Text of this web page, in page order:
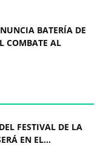
BATERÍA DE
COMBATE AL
FESTIVAL DE LA
EN EL...